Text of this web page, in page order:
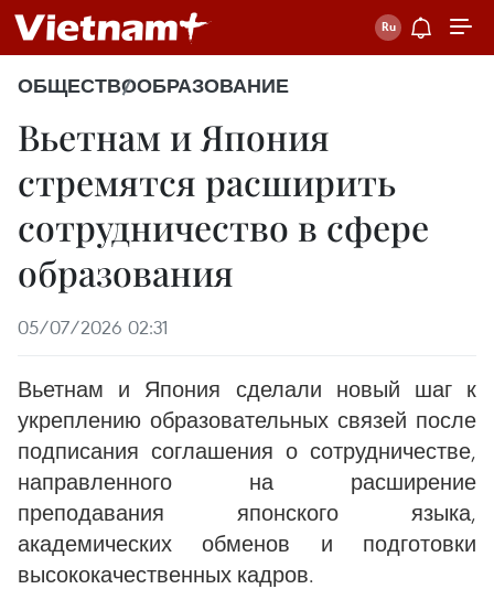
ОБЩЕСТВООБРАЗОВАНИЕ
Вьетнам и Япония
стремятся расширить
сотрудничество в сфере
образования
05/07/2026 02:31
Вьетнам и Япония сделали новый шаг к
укреплению образовательных связей после
подписания соглашения о сотрудничестве,
направленного на расширение
преподавания японского языка,
академических обменов и подготовки
высококачественных кадров.